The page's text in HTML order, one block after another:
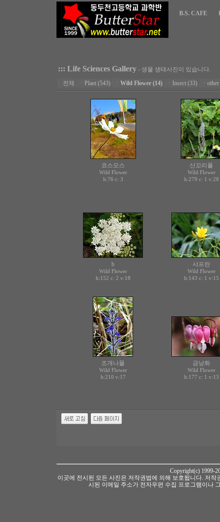
B.S. CAFE
::: Life Sciences Gallery - 생물 생태사진이 있습니다.
전체
ㆍ Plant (543) ㆍ Wild Flower (14) ㆍ Insect (33) ㆍ
코스모스
Wild Flower
h:76 c: 3
산꼬리풀
Wild Flower
h:279 c: 1 v:28
b
Wild Flower
h:152 c: 2 v:18
샤프란
Wild Flower
h:143 c: 1 v:15
조개나물
Wild Flower
h:210 v:17
금낭화
Wild Flower
h:177 c: 1 v:13
Copyright(c) 1999-
이곳에 전시된 모든 사진은 저작권법에 의해 보호됩니다. 저
시된 이메일 주소가 전자우편 수집 프로그램이나